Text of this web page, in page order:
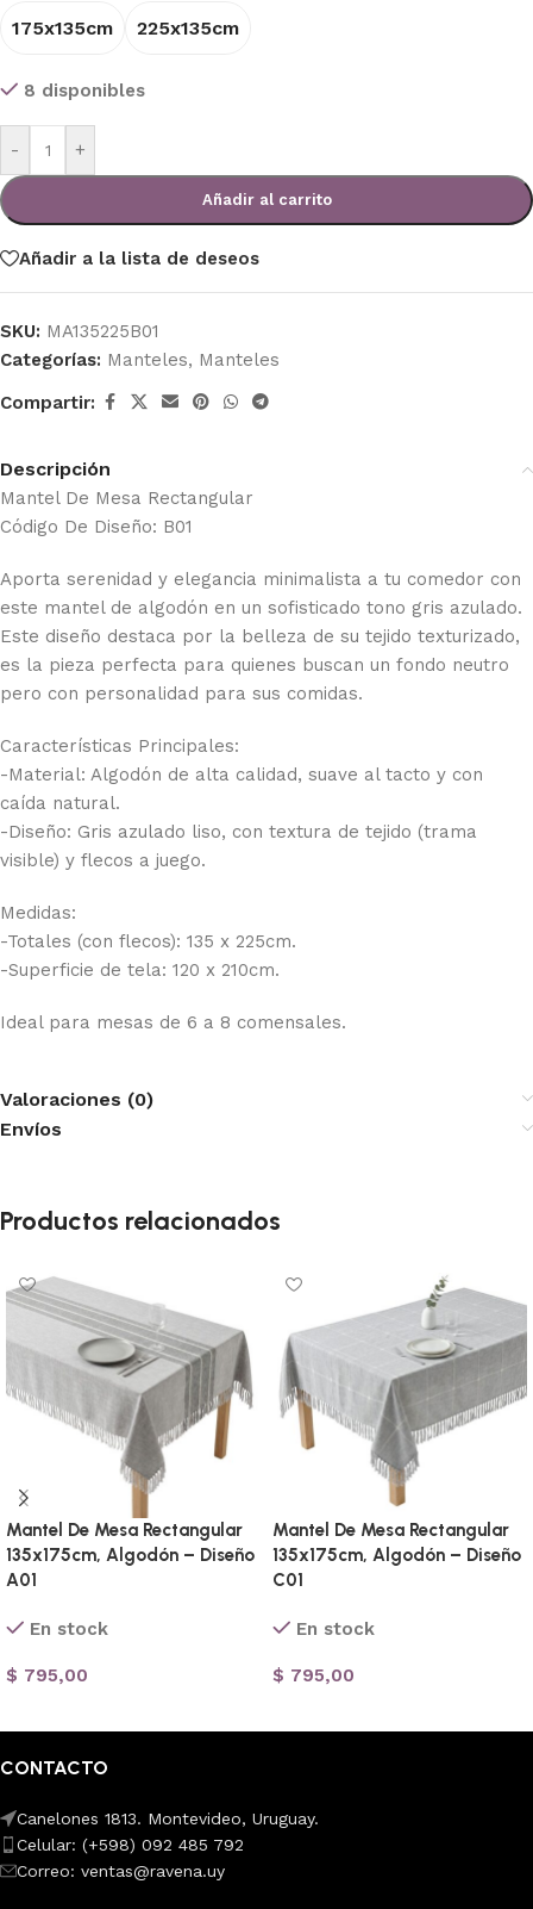
175x135cm 225x135cm
8 disponibles
- +
Añadir al carrito
Añadir a la lista de deseos
SKU: MA135225B01
Categorías: Manteles, Manteles
Compartir:
Descripción
Mantel De Mesa Rectangular
Código De Diseño: B01
Aporta serenidad y elegancia minimalista a tu comedor con
este mantel de algodón en un sofisticado tono gris azulado.
Este diseño destaca por la belleza de su tejido texturizado,
es la pieza perfecta para quienes buscan un fondo neutro
pero con personalidad para sus comidas.
Características Principales:
-Material: Algodón de alta calidad, suave al tacto y con
caída natural.
-Diseño: Gris azulado liso, con textura de tejido (trama
visible) y flecos a juego.
Medidas:
-Totales (con flecos): 135 x 225cm.
-Superficie de tela: 120 x 210cm.
Ideal para mesas de 6 a 8 comensales.
Valoraciones (0)
Envíos
Productos relacionados
Mantel De Mesa Rectangular
135x175cm, Algodón – Diseño
A01
En stock
$ 795,00
Mantel De Mesa Rectangular
135x175cm, Algodón – Diseño
C01
En stock
$ 795,00
CONTACTO
Canelones 1813. Montevideo, Uruguay.
Celular: (+598) 092 485 792
Correo: ventas@ravena.uy